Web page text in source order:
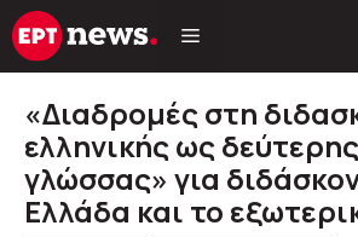
Μετάβαση
σε
«Διαδρομές στη
ελληνικής ως
γλώσσας» για
Ελλάδα και το